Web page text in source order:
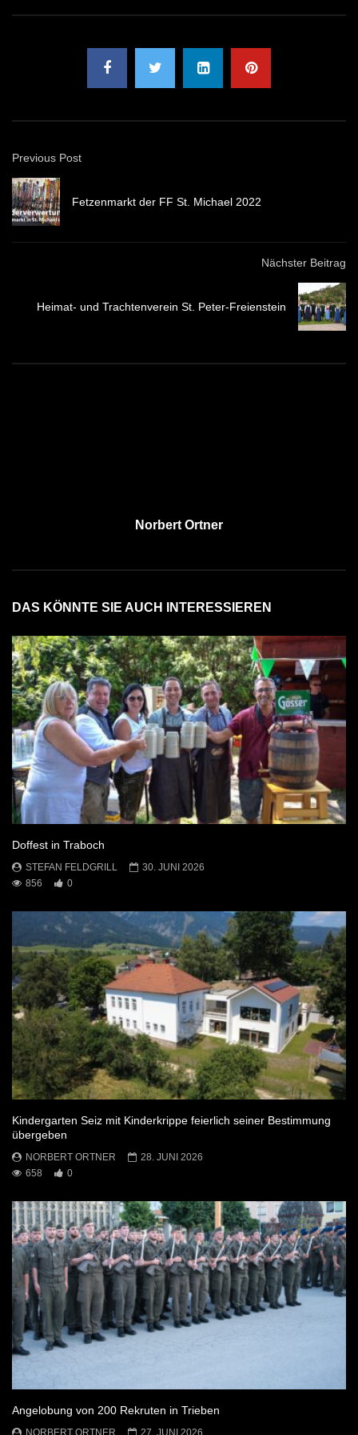
Previous Post
Fetzenmarkt der FF St. Michael 2022
Nächster Beitrag
Heimat- und Trachtenverein St. Peter-Freienstein
Norbert Ortner
DAS KÖNNTE SIE AUCH INTERESSIEREN
Doffest in Traboch
STEFAN FELDGRILL
30. JUNI 2026
856
0
Kindergarten Seiz mit Kinderkrippe feierlich seiner Bestimmung
übergeben
NORBERT ORTNER
28. JUNI 2026
658
0
Angelobung von 200 Rekruten in Trieben
NORBERT ORTNER 27. JUNI 2026